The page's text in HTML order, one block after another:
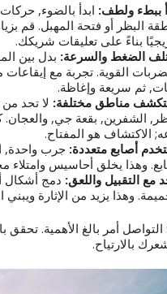
ببطء ولطف: ابدأ بالضوء,
البظر أو فتحة المهبل. قم
بناءً على تعليقات شريكك.
الضغط والسرعة: بدل بين
القوية. تجربة مع
ثم سريعة وإغاظة.
مناطق مختلفة: لا تحد
الشفرين, بقعة جي,
الاكتشاف هو المفتاح.
أصابع متعددة: جرب واحدة,
وهذا يخلق أحاسيس وامتلاء
مع التقبيل واللعق: دمج أشكال
وهذا يزيد من الإثارة ويبني
التواصل أمر بالغ الأهمية.
بالارتياح.